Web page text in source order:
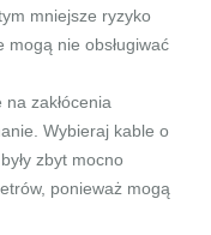
mniejsze ryzyko
mogą nie obsługiwać
zakłócenia
Wybieraj kable o
zbyt mocno
ponieważ mogą